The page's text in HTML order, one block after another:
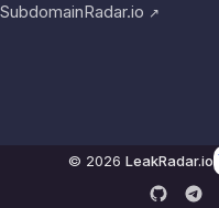
SubdomainRadar.io ↗
© 2026 LeakRadar.io